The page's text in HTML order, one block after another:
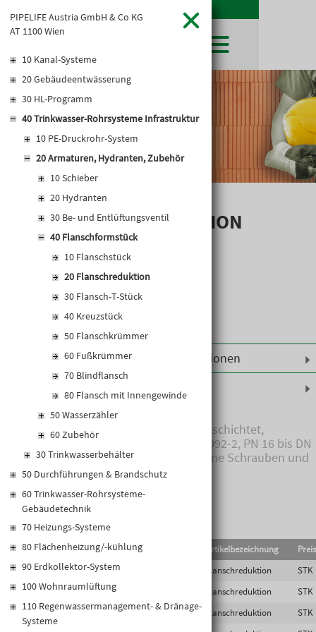
SHOP
LEIBWÄCHTER
MERKLISTE
WARENKORB
BAUSTOFFE
HOCHBAU
TIEFBAU
TROCKENBAU
FACHMARKT
LEISTUNGSERKLÄRUNGEN
BAUSTOFFKATALOGE
UNTERNEHMEN
FIRMENGESCHICHTE
STANDORTE
DOWNLOADS
LEITBILD
KARRIERE
KARRIERE UND WEITERBILDUNG
OFFENE STELLEN
AKTUELLES
KATALOGE
PREISANPASSUNGEN
AGB'S
EUROSYS TROCKENBAUSYSTEM
GEWERBEZONE
Baustoffkataloge
PIPELIFE Austria GmbH & Co KG
AT 1100 Wien
10 Kanal-Systeme
20 Gebäudeentwässerung
30 HL-Programm
40 Trinkwasser-Rohrsysteme Infrastruktur
10 PE-Druckrohr-System
20 Armaturen, Hydranten, Zubehör
10 Schieber
20 Hydranten
30 Be- und Entlüftungsventil
40 Flanschformstück
10 Flanschstück
20 Flanschreduktion
30 Flansch-T-Stück
40 Kreuzstück
50 Flanschkrümmer
60 Fußkrümmer
70 Blindflansch
80 Flansch mit Innengewinde
50 Wasserzähler
60 Zubehör
30 Trinkwasserbehälter
50 Durchführungen & Brandschutz
60 Trinkwasser-Rohrsysteme-
Gebäudetechnik
70 Heizungs-Systeme
80 Flächenheizung/-kühlung
90 Erdkollektor-System
100 Wohnraumlüftung
110 Regenwassermanagement- & Dränage-
Systeme
FLANSCHREDUKTION
Weiterführende Informationen
Formstück aus Gusseisen, beschichtet,
Standardbohrung nach EN 1092-2, PN 16 bis DN
150 und PN 10 ab DN 200, ohne Schrauben und
Dichtungen
EAN-Code Artikelbezeichnung
9007878104091
Flanschreduktion
STK
9007878104114
Flanschreduktion
STK
9007878104145
FFR100/50 Flanschreduktion
STK